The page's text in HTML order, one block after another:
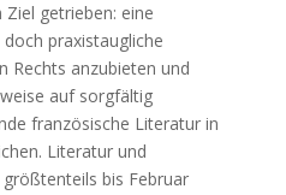
getrieben: eine
praxistaugliche
Rechts anzubieten und
auf sorgfältig
französische Literatur in
Literatur und
bis Februar